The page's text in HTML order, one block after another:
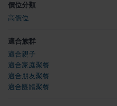
價位分類
高價位
適合族群
適合親子
適合家庭聚餐
適合朋友聚餐
適合團體聚餐